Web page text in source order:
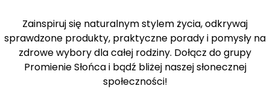
Zainspiruj się naturalnym stylem życia, odkrywaj
sprawdzone produkty, praktyczne porady i pomysły na
zdrowe wybory dla całej rodziny. Dołącz do grupy
Promienie Słońca i bądź bliżej naszej słonecznej
społeczności!